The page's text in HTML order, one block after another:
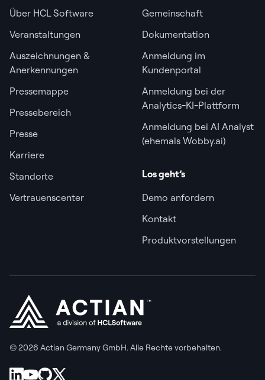
Über HCL Software
Veranstaltungen
Auszeichnungen &
Anerkennungen
Pressemappe
Pressebereich
Presse
Karriere
Standorte
Vertrauenscenter
Gemeinschaft
Dokumentation
Anmeldung im
Kundenportal
Anmeldung bei der
Analytics-KI-Plattform
Anmeldung bei AI Analyst
(ehemals Wobby.ai)
Los geht’s
Demo anfordern
Kontakt
Produktvorstellungen
© 2026 Actian Germany GmbH. Alle Rechte vorbehalten.